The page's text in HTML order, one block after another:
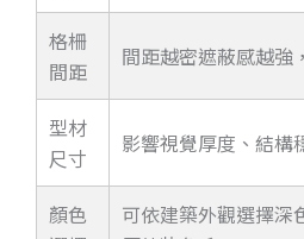
格柵
間距
間距越密遮蔽感越強
型材
尺寸
影響視覺厚度、結構
顏色
可依建築外觀選擇深